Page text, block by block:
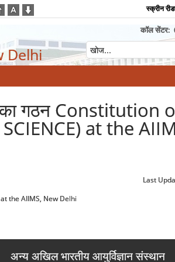
स्क्रीन
Delhi
कॉल सेंटर:
का गठन Constitution
SCIENCE) at the
Last
at the AIIMS, New Delhi
अन्य अखिल भारतीय आयुर्विज्ञान संस्थान